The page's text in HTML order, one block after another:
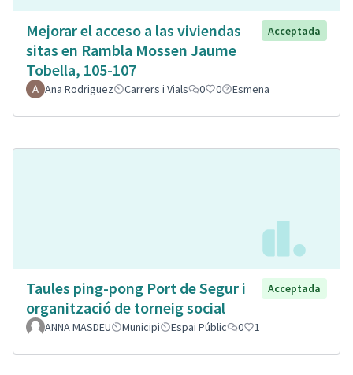
Mejorar el acceso a las viviendas
sitas en Rambla Mossen Jaume
Tobella, 105-107
Acceptada
Ana Rodriguez Carrers i Vials 0 0 Esmena
Taules ping-pong Port de Segur i
organització de torneig social
Acceptada
ANNA MASDEU Municipi Espai Públic 0 1